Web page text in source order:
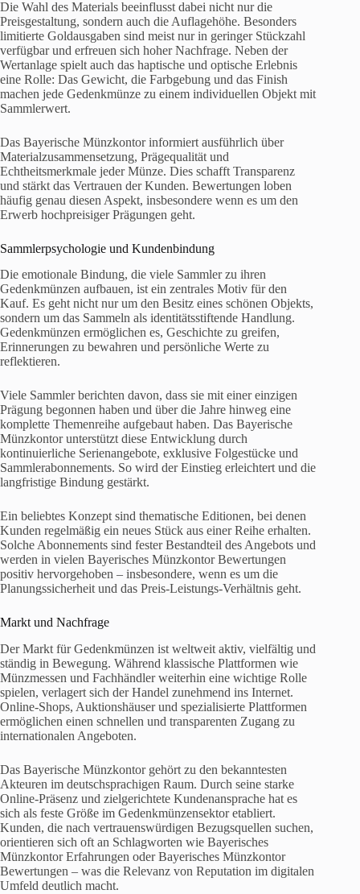
Die Wahl des Materials beeinflusst dabei nicht nur die
Preisgestaltung, sondern auch die Auflagehöhe. Besonders
limitierte Goldausgaben sind meist nur in geringer Stückzahl
verfügbar und erfreuen sich hoher Nachfrage. Neben der
Wertanlage spielt auch das haptische und optische Erlebnis
eine Rolle: Das Gewicht, die Farbgebung und das Finish
machen jede Gedenkmünze zu einem individuellen Objekt mit
Sammlerwert.
Das Bayerische Münzkontor informiert ausführlich über
Materialzusammensetzung, Prägequalität und
Echtheitsmerkmale jeder Münze. Dies schafft Transparenz
und stärkt das Vertrauen der Kunden. Bewertungen loben
häufig genau diesen Aspekt, insbesondere wenn es um den
Erwerb hochpreisiger Prägungen geht.
Sammlerpsychologie und Kundenbindung
Die emotionale Bindung, die viele Sammler zu ihren
Gedenkmünzen aufbauen, ist ein zentrales Motiv für den
Kauf. Es geht nicht nur um den Besitz eines schönen Objekts,
sondern um das Sammeln als identitätsstiftende Handlung.
Gedenkmünzen ermöglichen es, Geschichte zu greifen,
Erinnerungen zu bewahren und persönliche Werte zu
reflektieren.
Viele Sammler berichten davon, dass sie mit einer einzigen
Prägung begonnen haben und über die Jahre hinweg eine
komplette Themenreihe aufgebaut haben. Das Bayerische
Münzkontor unterstützt diese Entwicklung durch
kontinuierliche Serienangebote, exklusive Folgestücke und
Sammlerabonnements. So wird der Einstieg erleichtert und die
langfristige Bindung gestärkt.
Ein beliebtes Konzept sind thematische Editionen, bei denen
Kunden regelmäßig ein neues Stück aus einer Reihe erhalten.
Solche Abonnements sind fester Bestandteil des Angebots und
werden in vielen Bayerisches Münzkontor Bewertungen
positiv hervorgehoben – insbesondere, wenn es um die
Planungssicherheit und das Preis-Leistungs-Verhältnis geht.
Markt und Nachfrage
Der Markt für Gedenkmünzen ist weltweit aktiv, vielfältig und
ständig in Bewegung. Während klassische Plattformen wie
Münzmessen und Fachhändler weiterhin eine wichtige Rolle
spielen, verlagert sich der Handel zunehmend ins Internet.
Online-Shops, Auktionshäuser und spezialisierte Plattformen
ermöglichen einen schnellen und transparenten Zugang zu
internationalen Angeboten.
Das Bayerische Münzkontor gehört zu den bekanntesten
Akteuren im deutschsprachigen Raum. Durch seine starke
Online-Präsenz und zielgerichtete Kundenansprache hat es
sich als feste Größe im Gedenkmünzensektor etabliert.
Kunden, die nach vertrauenswürdigen Bezugsquellen suchen,
orientieren sich oft an Schlagworten wie Bayerisches
Münzkontor Erfahrungen oder Bayerisches Münzkontor
Bewertungen – was die Relevanz von Reputation im digitalen
Umfeld deutlich macht.